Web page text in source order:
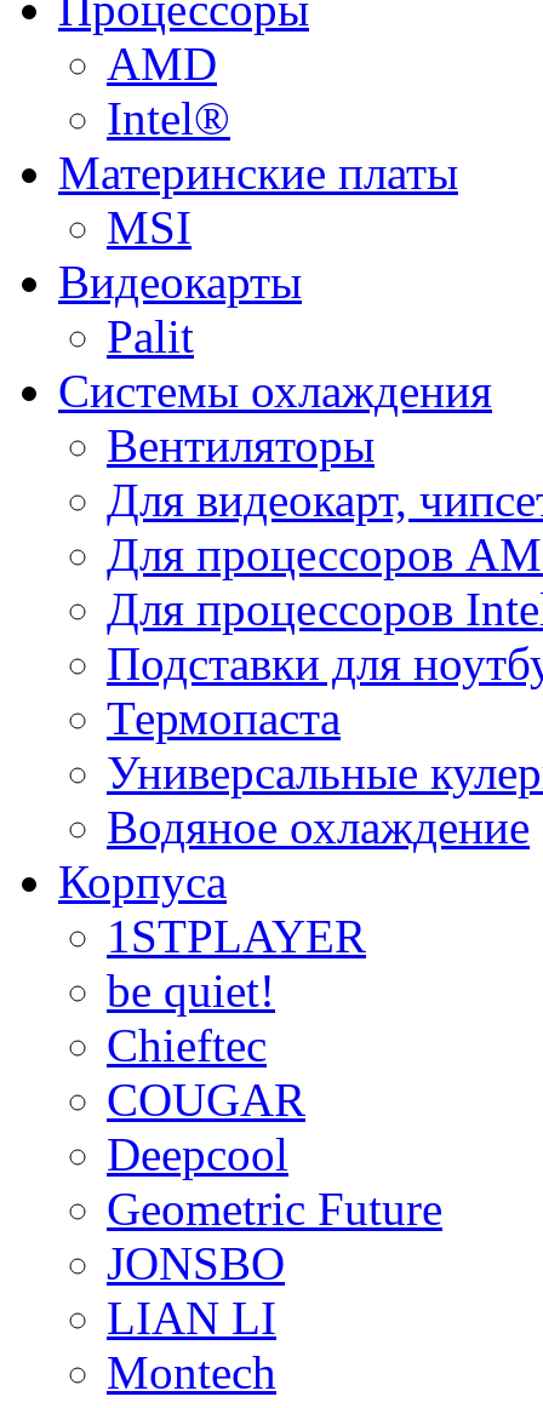
AMD
Intel®
Материнские платы
MSI
Видеокарты
Palit
Системы охлаждения
Вентиляторы
Для видеокарт,
Для процессоров
Для процессоров
Подставки для
Термопаста
Универсальные
Водяное охлаждение
Корпуса
1STPLAYER
be quiet!
Chieftec
COUGAR
Deepcool
Geometric Future
JONSBO
LIAN LI
Montech